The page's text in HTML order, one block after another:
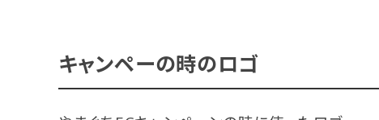
キャンペーの時のロゴ